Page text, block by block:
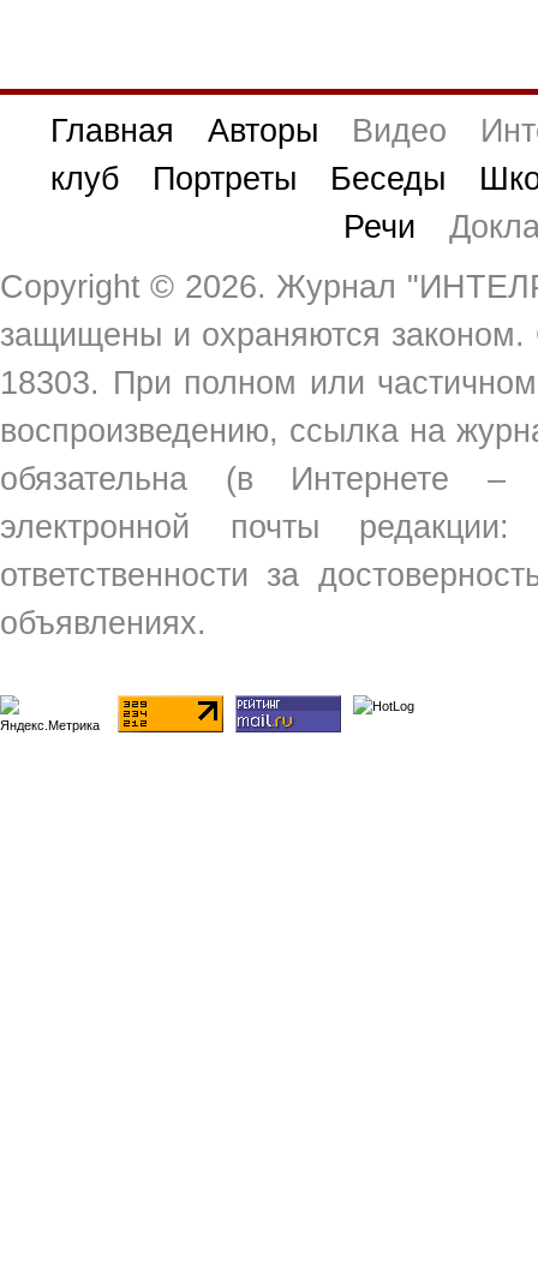
Главная Авторы Видео
клуб
Портреты Беседы
Речи
Copyright © 2026. Журнал
защищены и охраняются
18303. При полном или
воспроизведению, ссылка на
обязательна (в Интернете
электронной почты
ответственности за
объявлениях.